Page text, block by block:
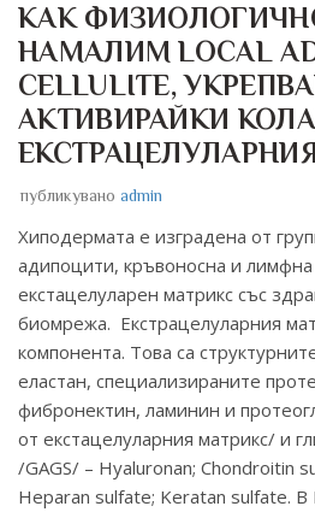
КАК
НАМАЛИМ LOCAL
CELLULITE,
АКТИВИРАЙКИ
публикувано admin
Хиподермата е изградена от
адипоцити, кръвоносна и лимфна
екстацелуларен матрикс със
биомрежа. Екстрацелуларния
компонента. Това са
еластан, специализираните
фибронектин, ламинин и
от екстацелуларния матрикс/ и
/GAGS/ – Hyaluronan; Chondroitin
Heparan sulfate; Keratan sulfate.